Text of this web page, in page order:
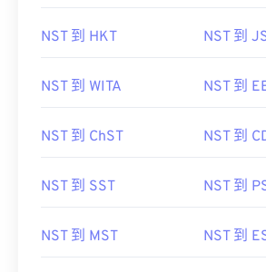
NST 到 HKT NST 到
NST 到 WITA NST 到
NST 到 ChST NST 到
NST 到 SST NST 到
NST 到 MST NST 到